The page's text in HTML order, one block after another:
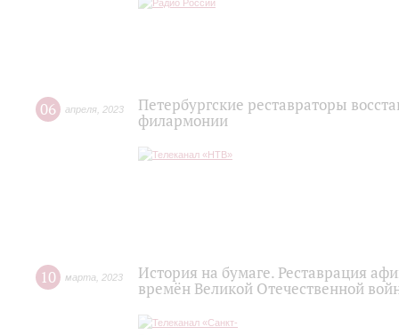
06 апреля 2023
Петербургские реставраторы
филармонии
10 марта 2023
История на бумаге. Реставрация
времён Великой Отечественной